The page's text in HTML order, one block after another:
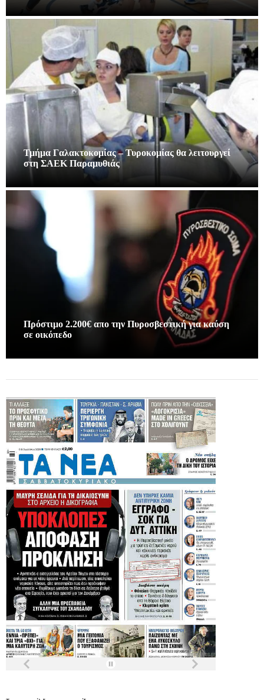
Τμήμα Γαλακτοκομίας – Τυροκομίας θα λειτουργεί
στη ΣΑΕΚ Παραμυθιάς
Πρόστιμο 2.200€ απο την Πυροσβεστική για καύση
σε οικόπεδο